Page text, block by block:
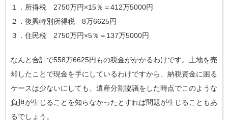
１．所得税 2750万円×15％＝412万5000円
２．復興特別所得税 8万6625円
３．住民税 2750万円×5％＝137万5000円
なんと合計で558万6625円もの税金がかかるわけです。土地を売
却したことで現金を手にしているわけですから、納税資金に困る
ケースは少ないにしても、遺産分割協議をした時点でこのような
負担が生じることを知らなかったとすれば問題が生じることもあ
るでしょう。